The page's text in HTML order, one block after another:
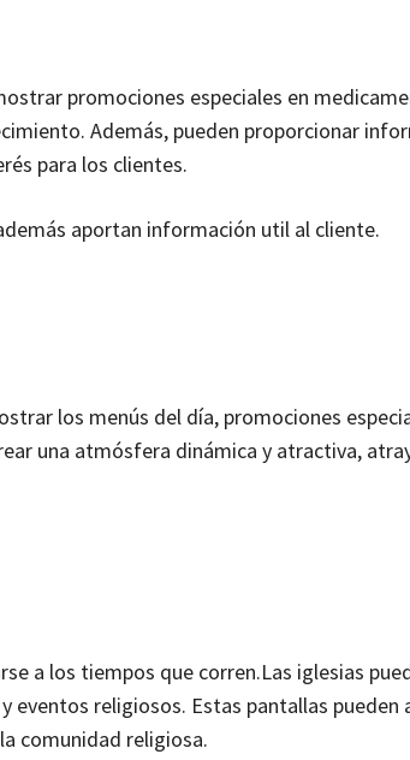
promociones especiales en
Además, pueden proporcionar
para los clientes.
aportan información util al cliente.
los menús del día, promociones
una atmósfera dinámica y atractiva,
a los tiempos que corren.Las iglesias
eventos religiosos. Estas pantallas pueden
comunidad religiosa.